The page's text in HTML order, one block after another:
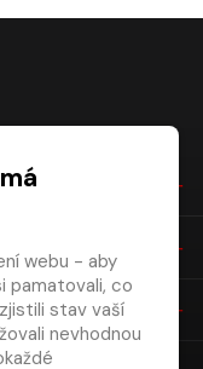
webu - aby
pamatovali, co
stav vaší
nevhodnou